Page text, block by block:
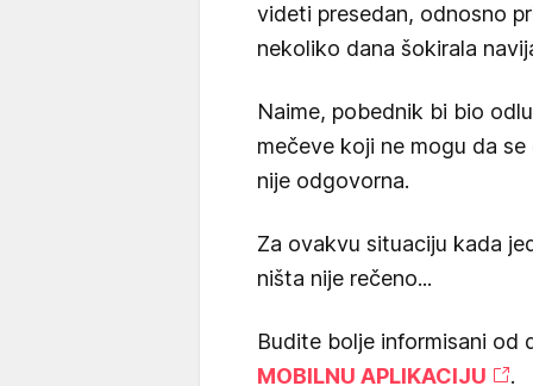
videti presedan, odnosno
nekoliko dana šokirala
Naime, pobednik bi bio
mečeve koji ne mogu da
nije odgovorna.
Za ovakvu situaciju kada
ništa nije rečeno...
Budite bolje informisani od
MOBILNU APLIKACIJU
.